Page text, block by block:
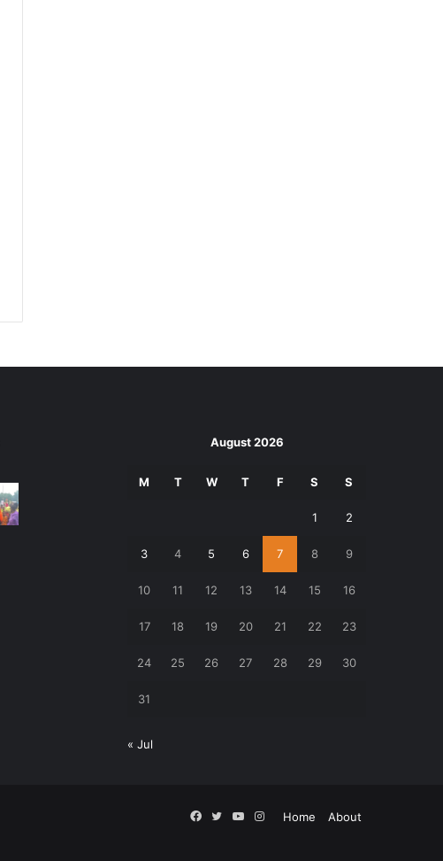
August 2026
M T W T F S S
1 2
3 4 5 6 7 8 9
10 11 12 13 14 15 16
17 18 19 20 21 22 23
24 25 26 27 28 29 30
31
« Jul
Home About
Facebook
TwitterYouTube
Instagram